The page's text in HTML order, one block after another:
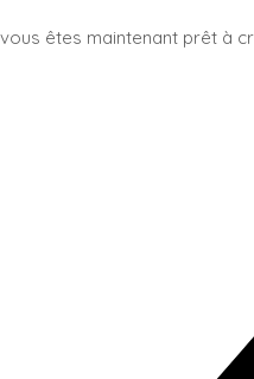
êtes maintenant prêt à